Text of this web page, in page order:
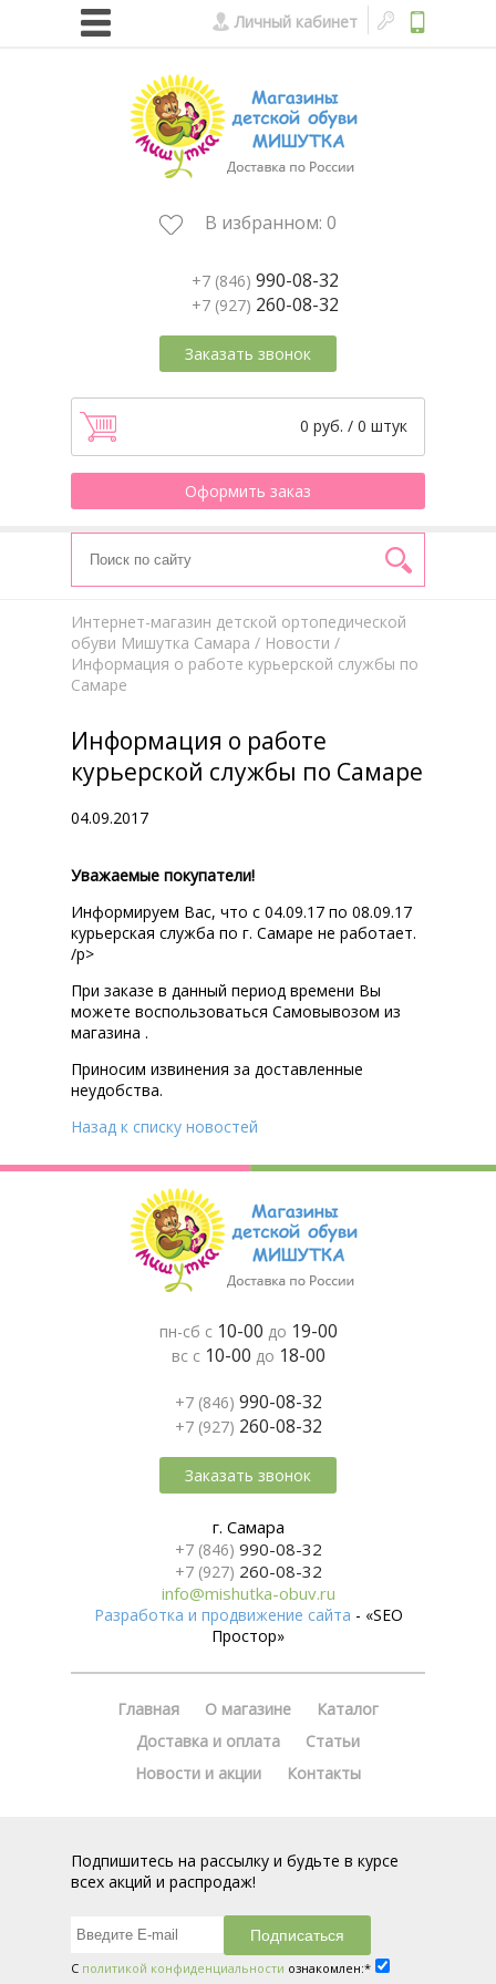
Личный кабинет
В избранном: 0
+7 (846) 990-08-32
+7 (927) 260-08-32
Заказать звонок
0 руб. / 0 штук
Оформить заказ
Интернет-магазин детской ортопедической
обуви Мишутка Самара / Новости /
Информация о работе курьерской службы по
Самаре
Информация о работе
курьерской службы по Самаре
04.09.2017
Уважаемые покупатели!
Информируем Вас, что с 04.09.17 по 08.09.17
курьерская служба по г. Самаре не работает.
/p>
При заказе в данный период времени Вы
можете воспользоваться Самовывозом из
магазина .
Приносим извинения за доставленные
неудобства.
Назад к списку новостей
пн-сб с 10-00 до 19-00
вс с 10-00 до 18-00
+7 (846) 990-08-32
+7 (927) 260-08-32
Заказать звонок
г. Самара
+7 (846) 990-08-32
+7 (927) 260-08-32
info@mishutka-obuv.ru
Разработка и продвижение сайта - «SEO
Простор»
Главная О магазине
Каталог
Доставка и оплата
Статьи
Новости и акции
Контакты
Подпишитесь на рассылку и будьте в курсе
всех акций и распродаж!
С политикой конфиденциальности ознакомлен:*